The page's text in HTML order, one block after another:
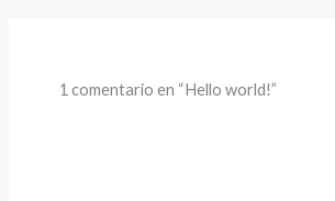
1 comentario en “Hello world!”